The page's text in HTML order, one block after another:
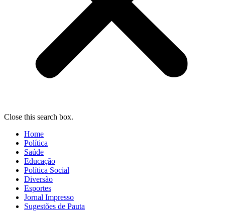
Close this search box.
Home
Política
Saúde
Educação
Política Social
Diversão
Esportes
Jornal Impresso
Sugestões de Pauta